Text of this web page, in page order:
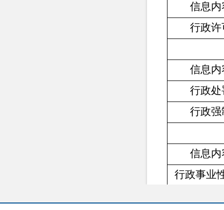
信息内
行政许
信息内
行政处
行政强
信息内
行政事业